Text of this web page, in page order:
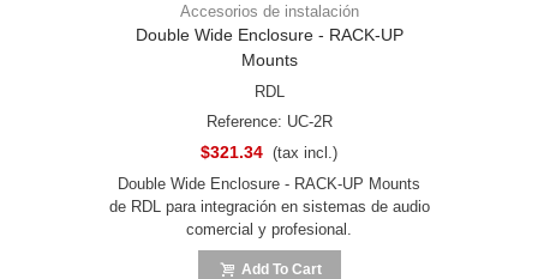
Accesorios de instalación
Double Wide Enclosure - RACK-UP
Mounts
RDL
Reference: UC-2R
$321.34 (tax incl.)
Double Wide Enclosure - RACK-UP Mounts
de RDL para integración en sistemas de audio
comercial y profesional.
Add To Cart